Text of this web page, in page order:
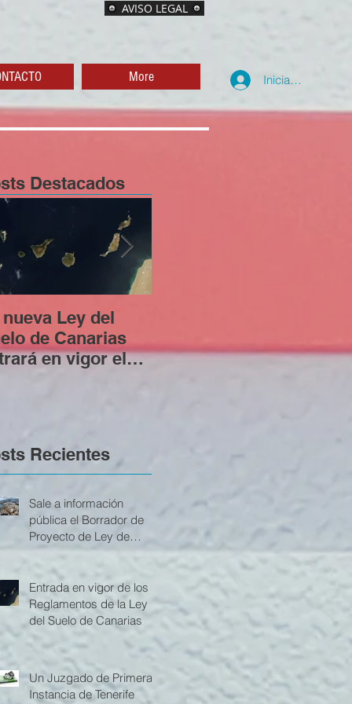
AVISO LEGAL
More Iniciar sesión
Destacados
nueva Ley del
de Canarias
en vigor el
contar con licencia
Recientes
Sale a información
pública el Borrador de
Proyecto de Ley de
actualización de la Ley
del Suelo y de los
Espacios Naturales
Protegidos de Canarias
Entrada en vigor de los
Reglamentos de la Ley
del Suelo de Canarias
Un Juzgado de Primera
Instancia de Tenerife